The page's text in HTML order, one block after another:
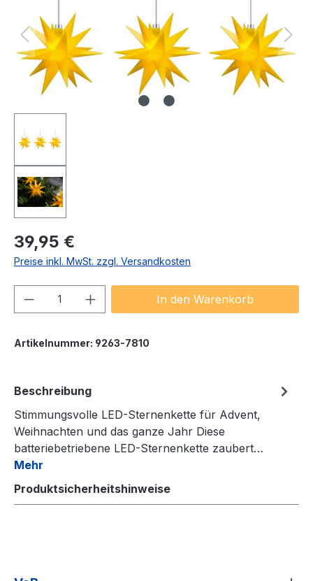
Regulärer Preis:
39,95 €
Preise inkl. MwSt. zzgl. Versandkosten
Produkt Anzahl: Gib denIn den Warenkorb
Artikelnummer: 9263-7810
Beschreibung
Stimmungsvolle LED-Sternenkette für Advent,
Weihnachten und das ganze Jahr Diese
batteriebetriebene LED-Sternenkette zaubert…
Mehr
Produktsicherheitshinweise